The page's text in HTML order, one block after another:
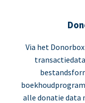
Via het
alle donatie data